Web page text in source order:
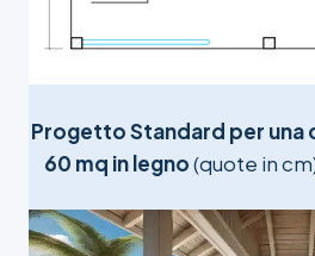
Progetto Standard per una
60 mq in legno(quote in